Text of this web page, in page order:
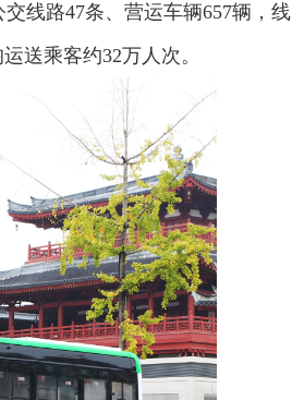
线路47条、营运车辆657辆，线
送乘客约32万人次。